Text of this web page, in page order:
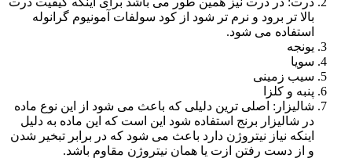
بالا تر برود و نرم تر شود از کود سولفات آمونیوم گرانوله
استفاده می شود.
یونجه
سویا
سیب زمینی
پنبه و کلزا
شالیزار: اصلی ترین دلیلی که باعث می شود از این نوع ماده
در شالیزار برنج استفاده شود این است که این ماده به دلیل
اینکه نیاز نیتروژن دارد باعث می شود که در برابر تبخیر شدن
و از دست رفتن ازت یا همان نیتروژن مقاوم باشد.